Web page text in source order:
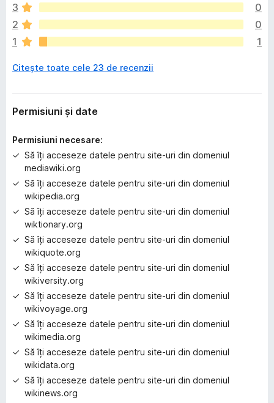
i
s
t
ă
n
ă
e
a
u
r
3
0
2
0
1
1
Citește toate cele 23 de recenzii
Permisiuni și date
Permisiuni necesare:
Să îți acceseze datele pentru site-uri din domeniul
mediawiki.org
Să îți acceseze datele pentru site-uri din domeniul
wikipedia.org
Să îți acceseze datele pentru site-uri din domeniul
wiktionary.org
Să îți acceseze datele pentru site-uri din domeniul
wikiquote.org
Să îți acceseze datele pentru site-uri din domeniul
wikiversity.org
Să îți acceseze datele pentru site-uri din domeniul
wikivoyage.org
Să îți acceseze datele pentru site-uri din domeniul
wikimedia.org
Să îți acceseze datele pentru site-uri din domeniul
wikidata.org
Să îți acceseze datele pentru site-uri din domeniul
wikinews.org